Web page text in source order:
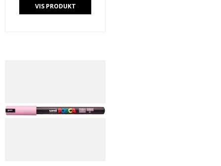
VIS PRODUKT